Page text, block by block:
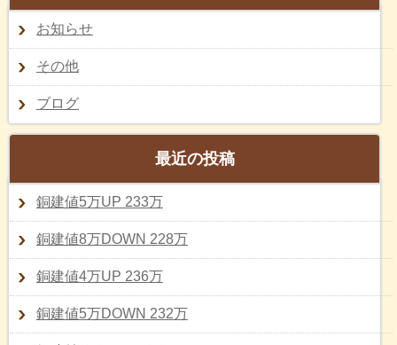
お知らせ
その他
ブログ
最近の投稿
銅建値5万UP 233万
銅建値8万DOWN 228万
銅建値4万UP 236万
銅建値5万DOWN 232万